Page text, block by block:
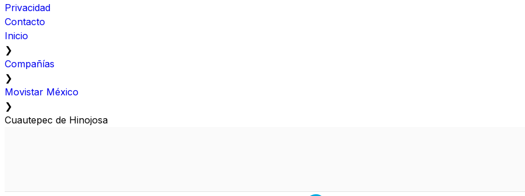
Privacidad
Contacto
Inicio
❯
Compañías
❯
Movistar México
❯
Cuautepec de Hinojosa